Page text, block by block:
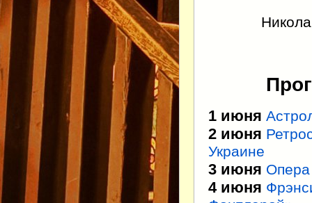
1 июня
2 июня
Украине
3 июня
4 июня